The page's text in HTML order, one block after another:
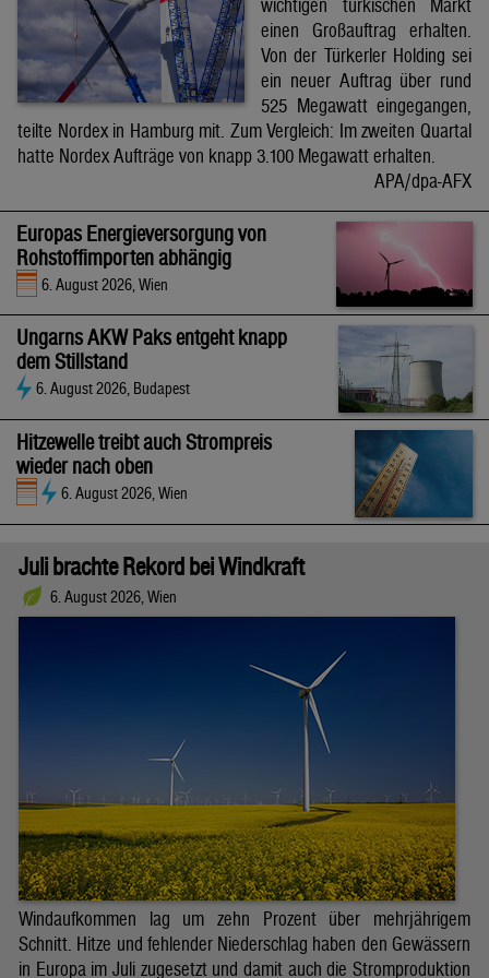
wichtigen türkischen Markt
einen Großauftrag erhalten.
Von der Türkerler Holding sei
ein neuer Auftrag über rund
525 Megawatt eingegangen,
teilte Nordex in Hamburg mit. Zum Vergleich: Im zweiten Quartal
hatte Nordex Aufträge von knapp 3.100 Megawatt erhalten.
APA/dpa-AFX
Europas Energieversorgung von
Rohstoffimporten abhängig
6. August 2026, Wien
Ungarns AKW Paks entgeht knapp
dem Stillstand
6. August 2026, Budapest
Hitzewelle treibt auch Strompreis
wieder nach oben
6. August 2026, Wien
Juli brachte Rekord bei Windkraft
6. August 2026, Wien
Windaufkommen lag um zehn Prozent über mehrjährigem
Schnitt. Hitze und fehlender Niederschlag haben den Gewässern
in Europa im Juli zugesetzt und damit auch die Stromproduktion